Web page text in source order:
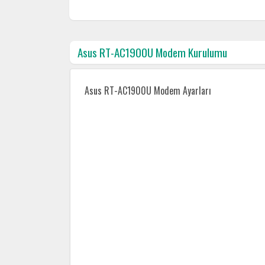
Asus RT-AC1900U Modem Kurulumu
Asus RT-AC1900U Modem Ayarları